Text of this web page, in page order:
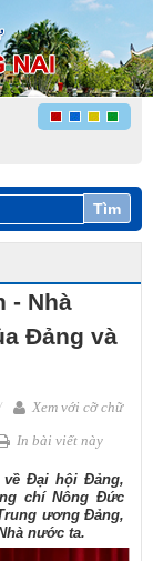
Tìm
- Nhà
Đảng và
Xem với cỡ chữ
In bài viết này
về Đại hội Đảng,
chí Nông Đức
ương Đảng,
nước ta.